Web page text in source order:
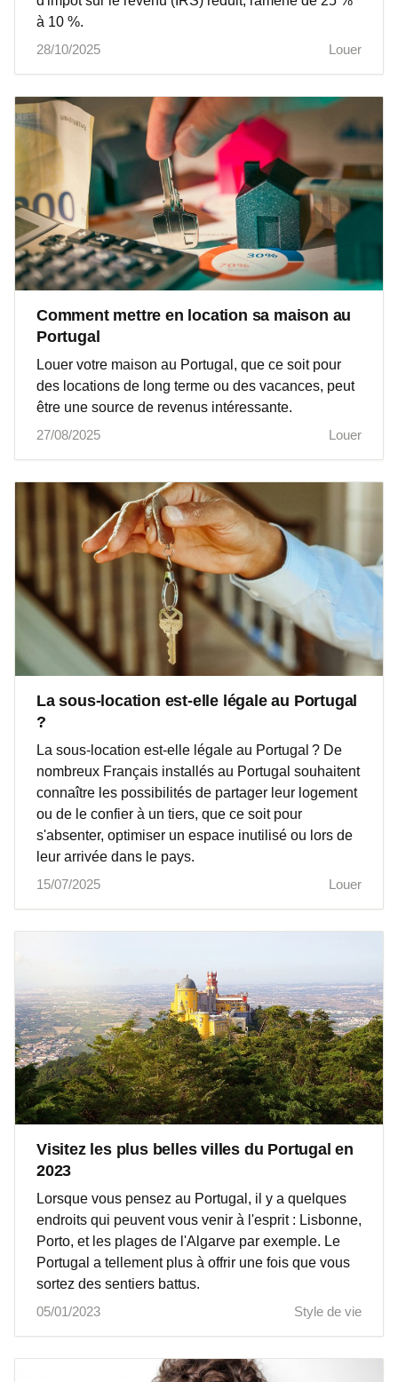
à 10 %.
28/10/2025
Louer
Comment mettre en location sa maison au
Portugal
Louer votre maison au Portugal, que ce soit pour
des locations de long terme ou des vacances, peut
être une source de revenus intéressante.
27/08/2025
Louer
La sous-location est-elle légale au Portugal
?
La sous-location est-elle légale au Portugal ? De
nombreux Français installés au Portugal souhaitent
connaître les possibilités de partager leur logement
ou de le confier à un tiers, que ce soit pour
s'absenter, optimiser un espace inutilisé ou lors de
leur arrivée dans le pays.
15/07/2025
Louer
Visitez les plus belles villes du Portugal en
2023
Lorsque vous pensez au Portugal, il y a quelques
endroits qui peuvent vous venir à l'esprit : Lisbonne,
Porto, et les plages de l'Algarve par exemple. Le
Portugal a tellement plus à offrir une fois que vous
sortez des sentiers battus.
05/01/2023
Style de vie